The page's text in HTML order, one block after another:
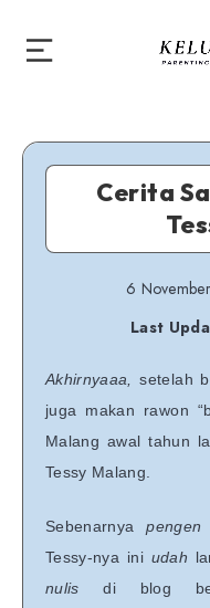
Cerita
6
Last
Akhirnyaaa, setelah
juga makan rawon
Malang awal tahun
Tessy Malang.
Sebenarnya
Tessy-nya ini udah
nulisdi blog